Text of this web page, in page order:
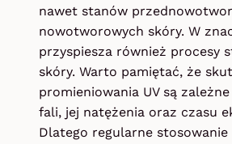
nawet stanów
nowotworowych skóry. W
przyspiesza również procesy
skóry. Warto pamiętać, że
promieniowania UV są
fali, jej natężenia oraz czasu
Dlatego regularne